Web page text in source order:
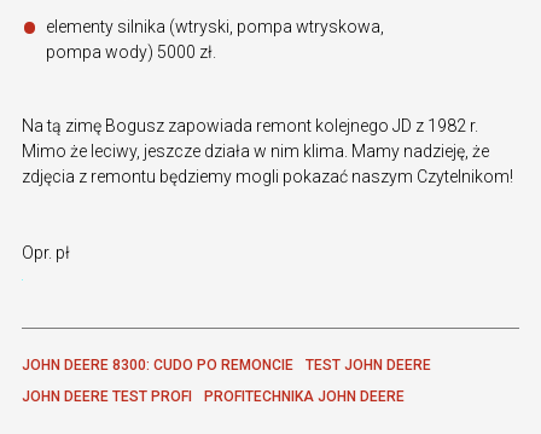
elementy silnika (wtryski, pompa wtryskowa,
pompa wody) 5000 zł.
Na tą zimę Bogusz zapowiada remont kolejnego JD z 1982 r.
Mimo że leciwy, jeszcze działa w nim klima. Mamy nadzieję, że
zdjęcia z remontu będziemy mogli pokazać naszym Czytelnikom!
Opr. pł
JOHN DEERE 8300: CUDO PO REMONCIE
TEST JOHN DEERE
JOHN DEERE TEST PROFI
PROFITECHNIKA JOHN DEERE